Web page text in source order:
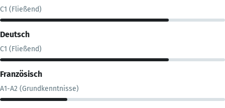
C1 (Fließend)
Deutsch
C1 (Fließend)
Französisch
A1-A2 (Grundkenntnisse)